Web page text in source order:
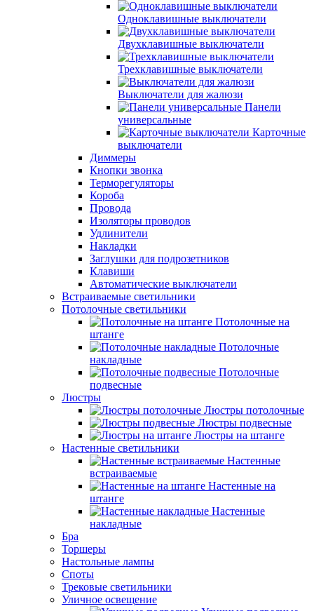
Одноклавишные выключатели
Двухклавишные выключатели
Трехклавишные выключатели
Выключатели для жалюзи
Панели
универсальные
Карточные
выключатели
Диммеры
Кнопки звонка
Терморегуляторы
Короба
Провода
Изоляторы проводов
Удлинители
Накладки
Заглушки для подрозетников
Клавиши
Автоматические выключатели
Встраиваемые светильники
Потолочные светильники
Потолочные на
штанге
Потолочные
накладные
Потолочные
подвесные
Люстры
Люстры потолочные
Люстры подвесные
Люстры на штанге
Настенные светильники
Настенные
встраиваемые
Настенные на
штанге
Настенные
накладные
Бра
Торшеры
Настольные лампы
Споты
Трековые светильники
Уличное освещение